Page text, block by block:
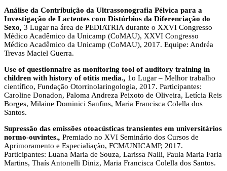
Análise da Contribuição da Ultrassonografia Pélvica para a
Investigação de Lactentes com Distúrbios da Diferenciação do
Sexo, 3 Lugar na área de PEDIATRIA durante o XXVI Congresso
Médico Acadêmico da Unicamp (CoMAU), XXVI Congresso
Médico Acadêmico da Unicamp (CoMAU), 2017. Equipe: Andréa
Trevas Maciel Guerra.
Use of questionnaire as monitoring tool of auditory training in
children with history of otitis media., 1o Lugar – Melhor trabalho
científico, Fundação Otorrinolaringologia, 2017. Participantes:
Caroline Donadon, Paloma Andreza Peixoto de Oliveira, Letícia Reis
Borges, Milaine Dominici Sanfins, Maria Francisca Colella dos
Santos.
Supressão das emissões otoacústicas transientes em universitários
normo-ouvintes., Premiado no XVI Seminário dos Cursos de
Aprimoramento e Especialiação, FCM/UNICAMP, 2017.
Participantes: Luana Maria de Souza, Larissa Nalli, Paula Maria Faria
Martins, Thaís Antonelli Diniz, Maria Francisca Colella dos Santos.